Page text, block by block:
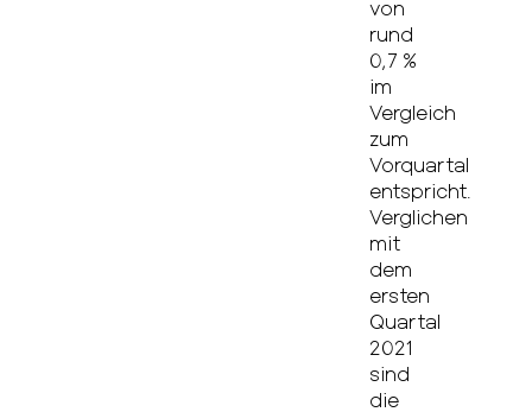
von
rund
0,7 %
im
Vergleich
zum
Vorquartal
entspricht.
Verglichen
mit
dem
ersten
Quartal
2021
sind
die